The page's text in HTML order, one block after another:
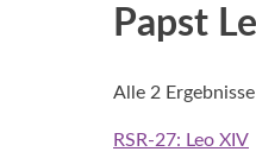
Papst
Alle 2
RSR-27: Leo XIV